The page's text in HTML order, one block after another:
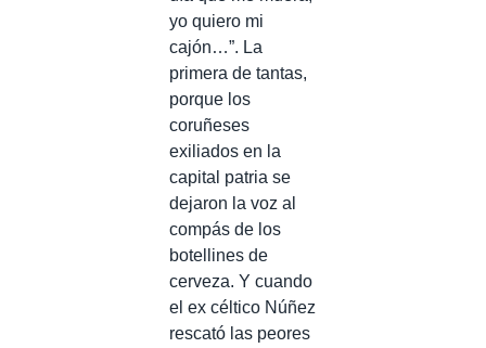
yo quiero mi
cajón…”. La
primera de tantas,
porque los
coruñeses
exiliados en la
capital patria se
dejaron la voz al
compás de los
botellines de
cerveza. Y cuando
el ex céltico Núñez
rescató las peores